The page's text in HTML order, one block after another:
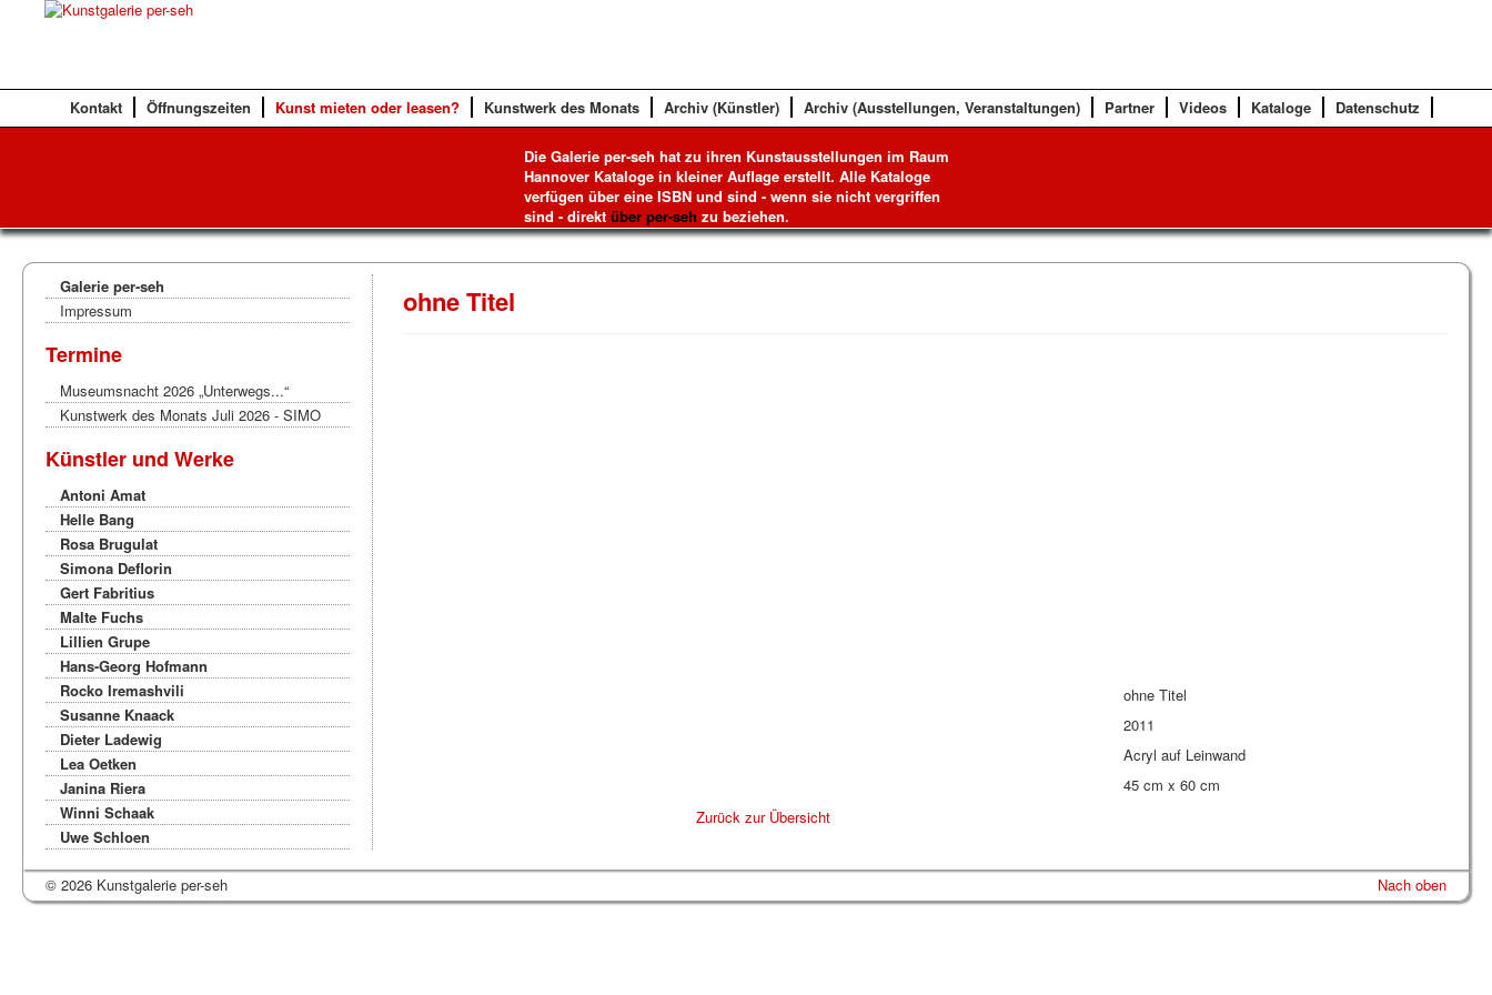
Kontakt Öffnungszeiten Kunst mieten oder leasen? Kunstwerk des Monats Archiv (Künstler) Archiv (Ausstellungen, Veranstaltungen) Partner Videos Kataloge Datenschutz
Die Galerie per-seh hat zu ihren Kunstausstellungen im Raum
Hannover Kataloge in kleiner Auflage erstellt. Alle Kataloge
verfügen über eine ISBN und sind - wenn sie nicht vergriffen
sind - direkt über per-seh zu beziehen.
Galerie per-seh
Impressum
Termine
Museumsnacht 2026 „Unterwegs...“
Kunstwerk des Monats Juli 2026 - SIMO
Künstler und Werke
Antoni Amat
Helle Bang
Rosa Brugulat
Simona Deflorin
Gert Fabritius
Malte Fuchs
Lillien Grupe
Hans-Georg Hofmann
Rocko Iremashvili
Susanne Knaack
Dieter Ladewig
Lea Oetken
Janina Riera
Winni Schaak
Uwe Schloen
ohne Titel
ohne Titel
2011
Acryl auf Leinwand
45 cm x 60 cm
Zurück zur Übersicht
Nach oben
© 2026 Kunstgalerie per-seh